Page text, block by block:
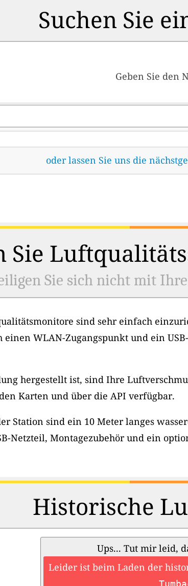
Suchen Sie
Geben Sie den
oder lassen Sie uns die
Sie
Sie sich nicht mit
sind sehr einfach
WLAN-Zugangspunkt und ein
hergestellt ist, sind Ihre
Karten und über die API verfügbar.
Station sind ein 10 Meter langes
Netzteil, Montagezubehör und ein
Historische
Ups... Tut mir leid,
Leider ist beim Laden der